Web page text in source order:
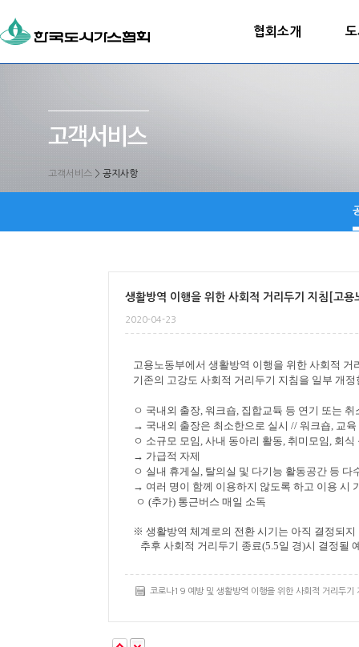
협회소개
고객서비스 > 공지사항
생활방역 이행을 위한 사회적 거리두기 지침[고용
2020-04-23
고용노동부에서 생활방역 이행을 위한 사회적
기존의 고강도 사회적 거리두기 지침을 일부 개
ㅇ 국내외 출장, 워크숍, 집합교듁 등 연기 또는 취
→ 국내외 출장은 최소한으로 실시 // 워크숍, 교
ㅇ 소규모 모임, 사내 동아리 활동, 취미모임, 회식
→ 가급적 자제
ㅇ 실내 휴게실, 탈의실 및 다기능 활동공간 등 다
→ 여러 명이 함께 이용하지 않도록 하고 이용 시
ㅇ (추가) 통근버스 매일 소독
※ 생활방역 체계로의 전환 시기는 아직 결정되지
추후 사회적 거리두기 종료(5.5일 경)시 결정될
코로나19 예방 및 생활방역 이행을 위한 사회적 거리두